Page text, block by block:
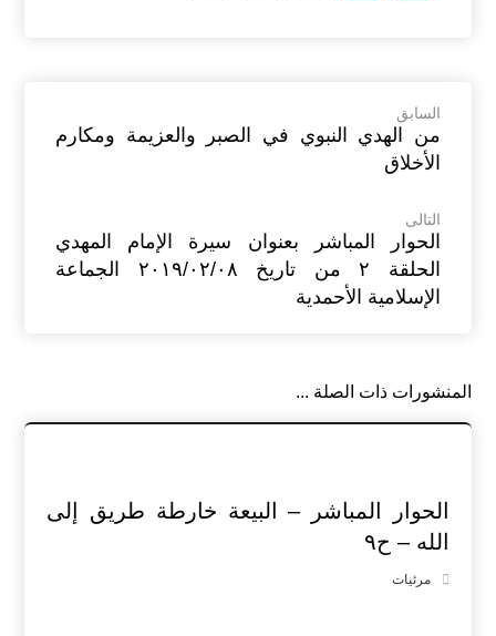
السابق
من الهدي النبوي في الصبر والعزيمة ومكارم
الأخلاق
التالى
الحوار المباشر بعنوان سيرة الإمام المهدي
الحلقة ٢ من تاريخ ٢٠١٩/٠٢/٠٨ الجماعة
الإسلامية الأحمدية
المنشورات ذات الصلة ...
الحوار المباشر – البيعة خارطة طريق إلى
الله – ح٩
مرئيات